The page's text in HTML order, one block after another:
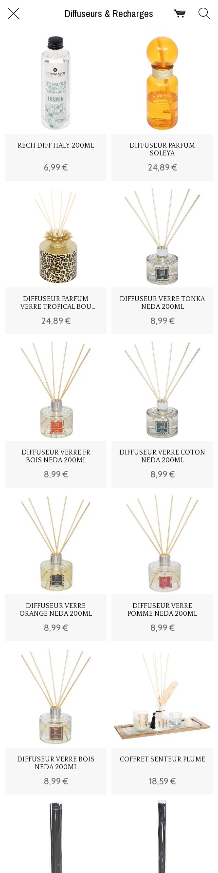
Diffuseurs & Recharges
RECH DIFF HALY 200ML
6,99 €
DIFFUSEUR PARFUM
SOLEYA
24,89 €
DIFFUSEUR PARFUM
VERRE TROPICAL BOU
24,89 €
DIFFUSEUR VERRE TONKA
NEDA 200ML
8,99 €
DIFFUSEUR VERRE FR
BOIS NEDA 200ML
8,99 €
DIFFUSEUR VERRE COTON
NEDA 200ML
8,99 €
DIFFUSEUR VERRE
ORANGE NEDA 200ML
8,99 €
DIFFUSEUR VERRE
POMME NEDA 200ML
8,99 €
DIFFUSEUR VERRE BOIS
NEDA 200ML
8,99 €
COFFRET SENTEUR PLUME
18,59 €